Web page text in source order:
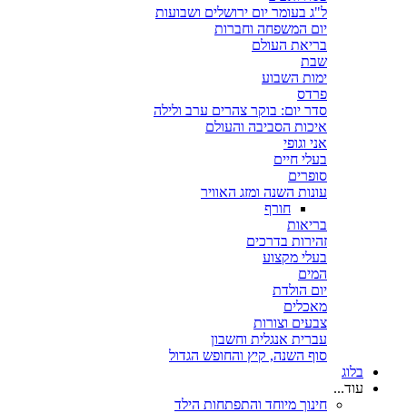
ל"ג בעומר יום ירושלים ושבועות
יום המשפחה וחברות
בריאת העולם
שבת
ימות השבוע
פרדס
סדר יום: בוקר צהרים ערב ולילה
איכות הסביבה והעולם
אני וגופי
בעלי חיים
סופרים
עונות השנה ומזג האוויר
חורף
בריאות
זהירות בדרכים
בעלי מקצוע
המים
יום הולדת
מאכלים
צבעים וצורות
עברית אנגלית וחשבון
סוף השנה, קיץ והחופש הגדול
בלוג
עוד...
חינוך מיוחד והתפתחות הילד